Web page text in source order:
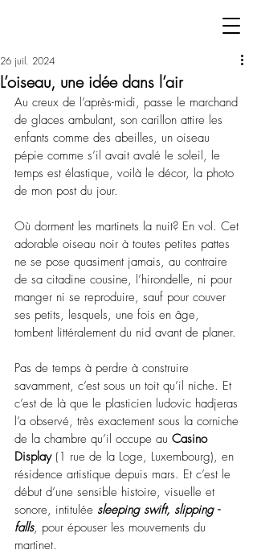
L’oiseau, une idée dans l’air
26 juil. 2024
Au creux de l’après-midi, passe le marchand
de glaces ambulant, son carillon attire les
enfants comme des abeilles, un oiseau
pépie comme s’il avait avalé le soleil, le
temps est élastique, voilà le décor, la photo
de mon post du jour.
Où dorment les martinets la nuit? En vol. Cet
adorable oiseau noir à toutes petites pattes
ne se pose quasiment jamais, au contraire
de sa citadine cousine, l’hirondelle, ni pour
manger ni se reproduire, sauf pour couver
ses petits, lesquels, une fois en âge,
tombent littéralement du nid avant de planer.
Pas de temps à perdre à construire
savamment, c’est sous un toit qu’il niche. Et
c’est de là que le plasticien ludovic hadjeras
l’a observé, très exactement sous la corniche
de la chambre qu’il occupe au Casino
Display (1 rue de la Loge, Luxembourg), en
résidence artistique depuis mars. Et c’est le
début d’une sensible histoire, visuelle et
sonore, intitulée sleeping swift, slipping -
falls, pour épouser les mouvements du
martinet.